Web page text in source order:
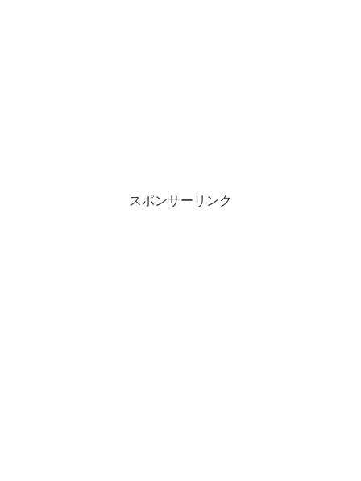
スポンサーリンク